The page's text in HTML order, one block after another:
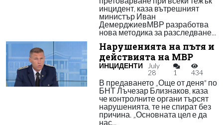
инцидент, каза вътрешният
министър Иван
ДемерджиевМВР разработва
нова методика за разследване...
Нарушенията на пътя и
действията на МВР
ИНЦИДЕНТИ
July
28
1 434
В предаването „Още от деня" по
БНТ Лъчезар Близнаков, каза
че контролните органи търсят
нарушенията, те не спират без
причина. „Основната цел е да
нас...